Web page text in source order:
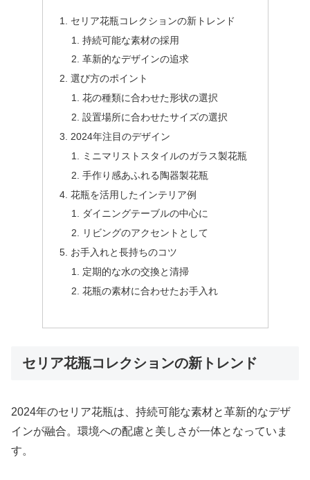
セリア花瓶コレクションの新トレンド
持続可能な素材の採用
革新的なデザインの追求
選び方のポイント
花の種類に合わせた形状の選択
設置場所に合わせたサイズの選択
2024年注目のデザイン
ミニマリストスタイルのガラス製花瓶
手作り感あふれる陶器製花瓶
花瓶を活用したインテリア例
ダイニングテーブルの中心に
リビングのアクセントとして
お手入れと長持ちのコツ
定期的な水の交換と清掃
花瓶の素材に合わせたお手入れ
セリア花瓶コレクションの新トレンド
2024年のセリア花瓶は、持続可能な素材と革新的なデザ
インが融合。環境への配慮と美しさが一体となっていま
す。